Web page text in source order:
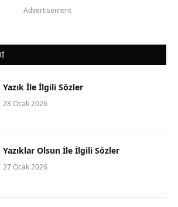
Advertisement
Yazık İle İlgili Sözler
28 Ocak 2026
Yazıklar Olsun İle İlgili Sözler
27 Ocak 2026